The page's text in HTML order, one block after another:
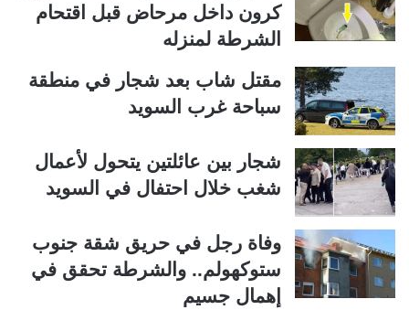
كرون داخل مرحاض قبل اقتحام
الشرطة لمنزله
مقتل شاب بعد شجار في منطقة
سباحة غرب السويد
شجار بين عائلتين يتحول لأعمال
شغب خلال احتفال في السويد
وفاة رجل في حريق شقة جنوب
ستوكهولم.. والشرطة تحقق في
إهمال جسيم